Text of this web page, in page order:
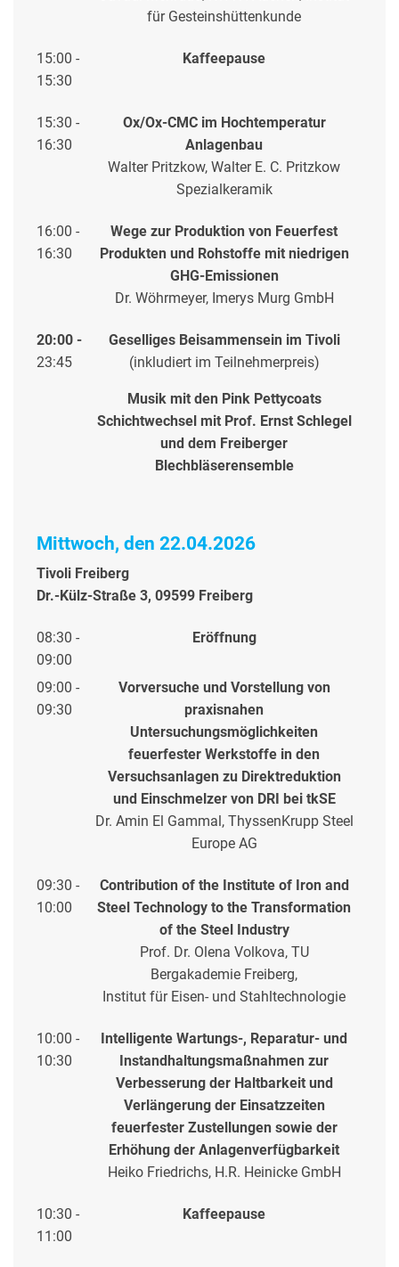
für Gesteinshüttenkunde
15:00 -
15:30
Kaffeepause
15:30 -
16:30
Ox/Ox-CMC im Hochtemperatur
Anlagenbau
Walter Pritzkow, Walter E. C. Pritzkow
Spezialkeramik
16:00 -
16:30
Wege zur Produktion von Feuerfest
Produkten und Rohstoffe mit niedrigen
GHG-Emissionen
Dr. Wöhrmeyer, Imerys Murg GmbH
20:00 -
23:45
Geselliges Beisammensein im Tivoli
(inkludiert im Teilnehmerpreis)
Musik mit den Pink Pettycoats
Schichtwechsel mit Prof. Ernst Schlegel
und dem Freiberger
Blechbläserensemble
Mittwoch, den 22.04.2026
Tivoli Freiberg
Dr.-Külz-Straße 3, 09599 Freiberg
08:30 -
09:00
Eröffnung
09:00 -
09:30
Vorversuche und Vorstellung von
praxisnahen
Untersuchungsmöglichkeiten
feuerfester Werkstoffe in den
Versuchsanlagen zu Direktreduktion
und Einschmelzer von DRI bei tkSE
Dr. Amin El Gammal, ThyssenKrupp Steel
Europe AG
09:30 -
10:00
Contribution of the Institute of Iron and
Steel Technology to the Transformation
of the Steel Industry
Prof. Dr. Olena Volkova, TU
Bergakademie Freiberg,
Institut für Eisen- und Stahltechnologie
10:00 -
10:30
Intelligente Wartungs-, Reparatur- und
Instandhaltungsmaßnahmen zur
Verbesserung der Haltbarkeit und
Verlängerung der Einsatzzeiten
feuerfester Zustellungen sowie der
Erhöhung der Anlagenverfügbarkeit
Heiko Friedrichs, H.R. Heinicke GmbH
10:30 -
11:00
Kaffeepause